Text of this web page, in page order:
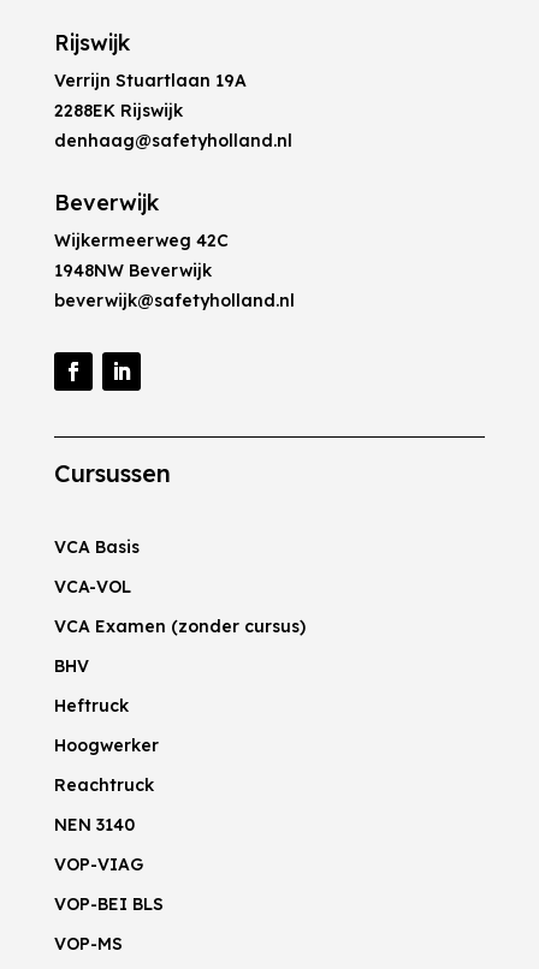
Rijswijk
Verrijn Stuartlaan 19A
2288EK Rijswijk
denhaag@safetyholland.nl
Beverwijk
Wijkermeerweg 42C
1948NW Beverwijk
beverwijk@safetyholland.nl
Cursussen
VCA Basis
VCA-VOL
VCA Examen (zonder cursus)
BHV
Heftruck
Hoogwerker
Reachtruck
NEN 3140
VOP-VIAG
VOP-BEI BLS
VOP-MS